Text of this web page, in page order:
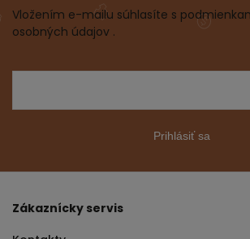
Vložením e-mailu súhlasíte s
osobných údajov .
Prihlásiť sa
Zákaznícky servis